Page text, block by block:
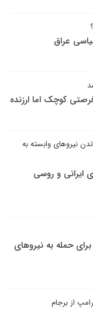
عراق
کوچک اما ارزنده
نیروهای وابسته به
ایرانی و روسی
حمله به نیروهای
از برجام